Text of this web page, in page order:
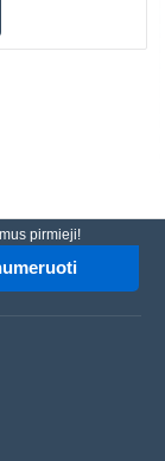
pirmieji!